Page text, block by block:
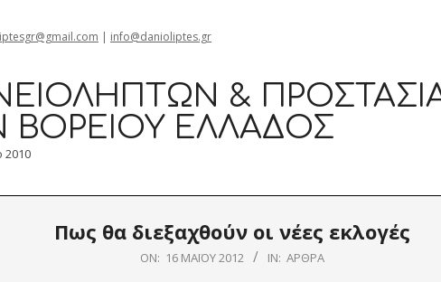
| info@danioliptes.gr
&
ΒΟΡΕΊΟΥ ΕΛΛΆΔΟΣ
2010
Πως θα διεξαχθούν οι νέες εκλογές
ON: 16 ΜΑΪ́ΟΥ 2012 IN: ΆΡΘΡΑ